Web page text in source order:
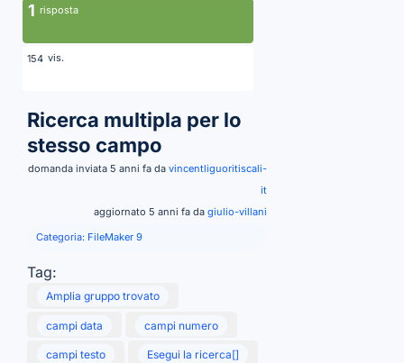
1 risposta
154 vis.
Ricerca multipla per lo
stesso campo
domanda inviata 5 anni fa da vincentliguoritiscali-
it
aggiornato 5 anni fa da giulio-villani
Categoria: FileMaker 9
Tag:
Amplia gruppo trovato
campi data campi numero
campi testo Esegui la ricerca[]